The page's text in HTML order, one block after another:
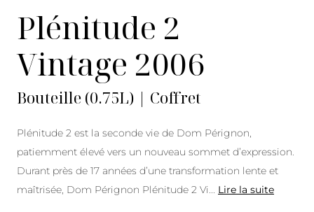
Plénitude 2
Vintage 2006
Bouteille (0.75L) | Coffret
Plénitude 2 est la seconde vie de Dom Pérignon,
patiemment élevé vers un nouveau sommet d’expression.
Durant près de 17 années d’une transformation lente et
maîtrisée, Dom Pérignon Plénitude 2 Vi
Lire la suite